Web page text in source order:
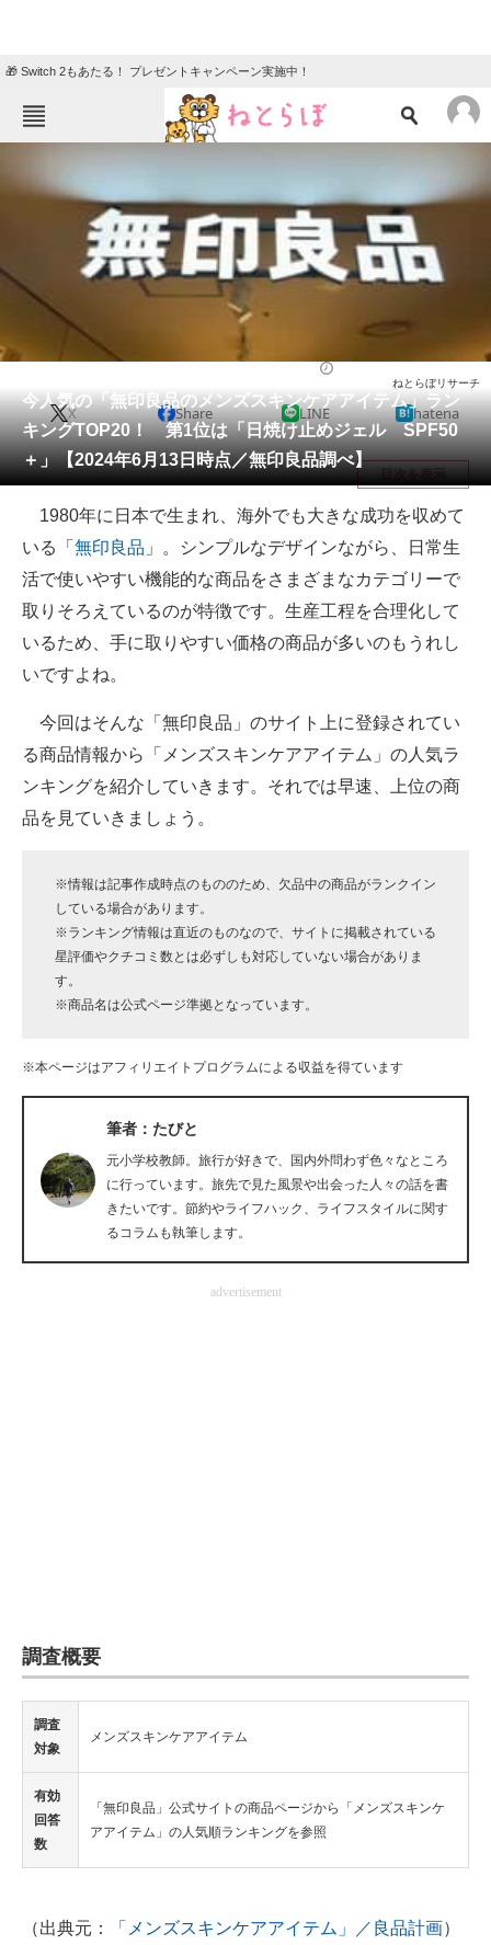
🎁 Switch 2もあたる！ プレゼントキャンペーン実施中！
クイズ
地域
住まい 教育・育児
動物
会員記事
メディア
注目記事を集めた総合ページ
ITの今と未来を見通す
スマホと通信の最新トレンド
進化するPCとデバイスの未来
好きが集まる 比べて選べる
ビジネスと働き方のヒント
企業ITのトレンドを詳説
マーケ×ITの今がよく分かる
ITエンジニア向け専門サイト
企業向けIT製品の総合サイト
製造業のIT導入・活用を支援
モノづくり技術者専門サイト
エレクトロニクス専門サイト
電子設計の基本と応用
エネルギーの専門メディア
今人気の「無印良品のメンズスキンケアアイテム」ラン
キングTOP20！ 第1位は「日焼け止めジェル SPF50
＋」【2024年6月13日時点／無印良品調べ】
ねとらぼリサーチ
X Share LINE hatena
目次を表示
1980年に日本で生まれ、海外でも大きな成功を収めて
いる「 無印良品 」。シンプルなデザインながら、日常生
活で使いやすい機能的な商品をさまざまなカテゴリーで
取りそろえているのが特徴です。生産工程を合理化して
いるため、手に取りやすい価格の商品が多いのもうれし
いですよね。
今回はそんな「無印良品」のサイト上に登録されてい
る商品情報から「メンズスキンケアアイテム」の人気ラ
ンキングを紹介していきます。それでは早速、上位の商
品を見ていきましょう。
※情報は記事作成時点のもののため、欠品中の商品がランクイン
している場合があります。
※ランキング情報は直近のものなので、サイトに掲載されている
星評価やクチコミ数とは必ずしも対応していない場合がありま
す。
※商品名は公式ページ準拠となっています。
※本ページはアフィリエイトプログラムによる収益を得ています
筆者：たびと
元小学校教師。旅行が好きで、国内外問わず色々なところ
に行っています。旅先で見た風景や出会った人々の話を書
きたいです。節約やライフハック、ライフスタイルに関す
るコラムも執筆します。
advertisement
調査概要
調査
対象
メンズスキンケアアイテム
有効
回答
数
「無印良品」公式サイトの商品ページから「メンズスキンケ
アアイテム」の人気順ランキングを参照
（出典元： 「メンズスキンケアアイテム」／良品計画）